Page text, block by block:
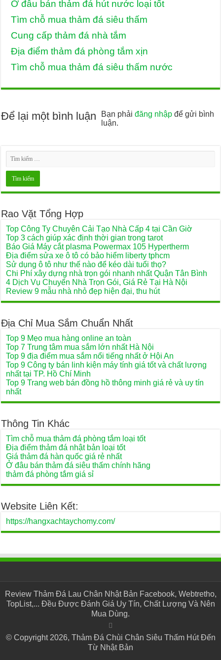
Ở đâu bán thảm đá hút nước loại tốt
Tìm chỗ mua thảm đá siêu thấm
Cung cấp thảm đá nhà tắm
Địa điểm thảm đá phòng tắm xịn
Tìm chỗ mua thảm đá siêu thấm nước
Để lại một bình luận Bạn phảiđăng nhập để gửi bình
luận.
Rao Vặt Tổng Hợp
Top Công Ty Chuyên Cải Tạo Nhà Cấp 4 tại Cần Giờ
Top 3 cách giúp xác định thời gian trong tarot
Báo Giá Máy cắt plasma Powermax 105 Hypertherm
Địa điểm sửa xe ô tô có bảo hiểm liberty tphcm
Sử dụng ô tô như thế nào để kéo dài tuổi thọ?
Chi Phí xây dựng nhà trọn gói nhanh nhất Quận Tân Bình
4 Dịch Vụ Chuyển Nhà Trọn Gói, Giá Rẻ Tại Hà Nội
Review 9 mẫu nhà nhỏ đẹp hiện đại, thu hút
Địa Chỉ Mua Sắm Chuẩn Nhất
Top 9 Mẹo mua hàng online an toàn
Top 7 Trung tâm mua sắm lớn nhất Hà Nội
Top 9 địa điểm mua sắm nổi tiếng nhất ở Hội An
Top 9 Công ty bán linh kiện máy tính giá tốt và chất lượng
nhất tại TP. Hồ Chí Minh
Top 9 Trang web bán đồng hồ thông minh giá rẻ và uy tín
nhất
Thông Tin Khác
Tìm chỗ mua thảm đá phòng tắm loại tốt
Địa điểm thảm đá nhật bản loại tốt
Giá thảm đá hàn quốc giá rẻ nhất
Ở đâu bán thảm đá siêu thấm chính hãng
thảm đá phòng tắm giá sỉ
Website Liên Kết:
https://hangxachtaychomy.com/
Review Thảm Đá Lau Chân Nhật Bản Facebook, Webtretho,
TopList,... Đều Được Đánh Giá Uy Tín, Chất Lượng Và Nên
Mua Dùng.
© Copyright 2026, Thảm Đá Chùi Chân Siêu Thấm Hút Đến
Từ Nhật Bản